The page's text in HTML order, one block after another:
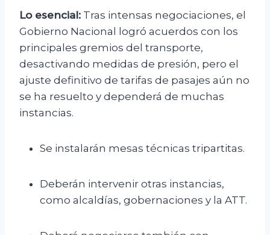
Lo esencial: Tras intensas negociaciones, el
Gobierno Nacional logró acuerdos con los
principales gremios del transporte,
desactivando medidas de presión, pero el
ajuste definitivo de tarifas de pasajes aún no
se ha resuelto y dependerá de muchas
instancias.
Se instalarán mesas técnicas tripartitas.
Deberán intervenir otras instancias,
como alcaldías, gobernaciones y la ATT.